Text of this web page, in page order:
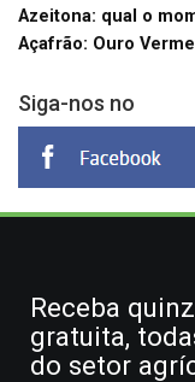
Azeitona: qual o
Açafrão: Ouro
Siga-nos no
Receba
gratuita,
do setor